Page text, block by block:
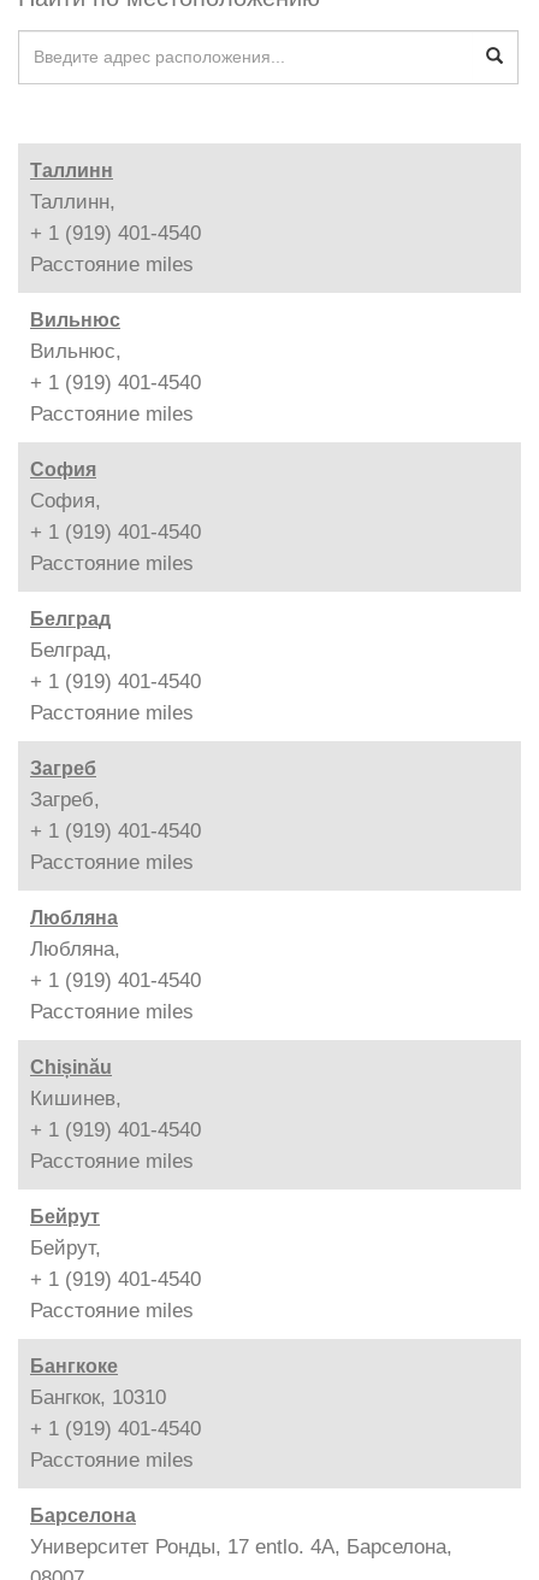
Таллинн
Таллинн,
+ 1 (919) 401-4540
Расстояние miles
Вильнюс
Вильнюс,
+ 1 (919) 401-4540
Расстояние miles
София
София,
+ 1 (919) 401-4540
Расстояние miles
Белград
Белград,
+ 1 (919) 401-4540
Расстояние miles
Загреб
Загреб,
+ 1 (919) 401-4540
Расстояние miles
Любляна
Любляна,
+ 1 (919) 401-4540
Расстояние miles
Chișinău
Кишинев,
+ 1 (919) 401-4540
Расстояние miles
Бейрут
Бейрут,
+ 1 (919) 401-4540
Расстояние miles
Бангкоке
Бангкок, 10310
+ 1 (919) 401-4540
Расстояние miles
Барселона
Университет Ронды, 17 entlo. 4A, Барселона,